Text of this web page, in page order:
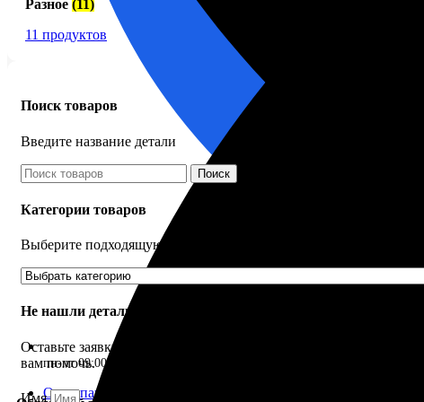
пн-пт 09:00–17:00 (UTC+6)
О компании
Разное (11)
11 продуктов
Поиск товаров
Введите название детали
Поиск
Категории товаров
Выберите подходящую категорию
Не нашли деталь?
Оставьте заявку и мы постараемся
вам помочь.
Имя